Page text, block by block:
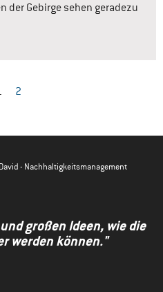
der Gebirge sehen geradezu
2
- Nachhaltigkeitsmanagement
großen Ideen, wie die
werden können."